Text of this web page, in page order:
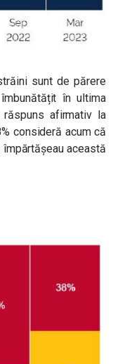
sunt de părere
în ultima
afirmativ la
consideră acum că
această